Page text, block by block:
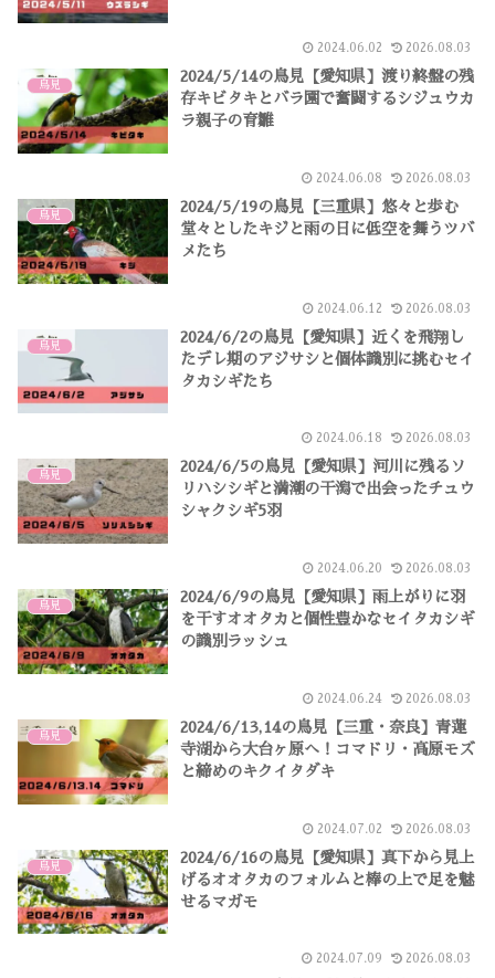
2024.06.02 2026.08.03
鳥見
2024/5/14の鳥見【愛知県】渡り終盤の残
存キビタキとバラ園で奮闘するシジュウカ
ラ親子の育雛
2024.06.08 2026.08.03
鳥見
2024/5/19の鳥見【三重県】悠々と歩む
堂々としたキジと雨の日に低空を舞うツバ
メたち
2024.06.12 2026.08.03
鳥見
2024/6/2の鳥見【愛知県】近くを飛翔し
たデレ期のアジサシと個体識別に挑むセイ
タカシギたち
2024.06.18 2026.08.03
鳥見
2024/6/5の鳥見【愛知県】河川に残るソ
リハシシギと満潮の干潟で出会ったチュウ
シャクシギ5羽
2024.06.20 2026.08.03
鳥見
2024/6/9の鳥見【愛知県】雨上がりに羽
を干すオオタカと個性豊かなセイタカシギ
の識別ラッシュ
2024.06.24 2026.08.03
鳥見
2024/6/13,14の鳥見【三重・奈良】青蓮
寺湖から大台ヶ原へ！コマドリ・高原モズ
と締めのキクイタダキ
2024.07.02 2026.08.03
鳥見
2024/6/16の鳥見【愛知県】真下から見上
げるオオタカのフォルムと棒の上で足を魅
せるマガモ
2024.07.09 2026.08.03